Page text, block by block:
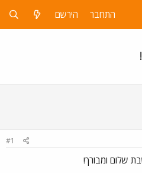
התחבר הירשם
#1